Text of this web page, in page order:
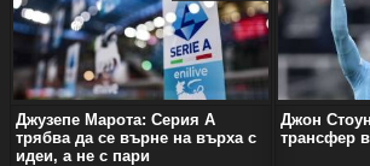
Джузепе Марота: Серия А
трябва да се върне на върха с
идеи, а не с пари
Джон
трансфер